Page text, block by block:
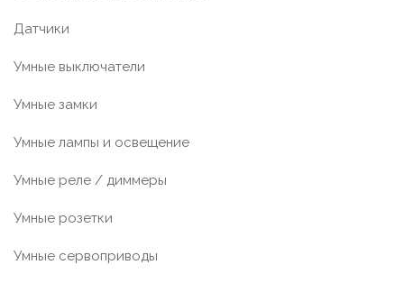
Датчики
Умные выключатели
Умные замки
Умные лампы и освещение
Умные реле / диммеры
Умные розетки
Умные сервоприводы